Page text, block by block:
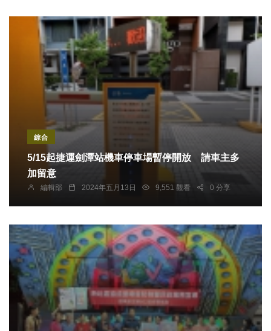
綜合
5/15起捷運劍潭站機車停車場暫停開放 請車主多
加留意
編輯部 2024年五月13日 9,551 觀看 0 分享